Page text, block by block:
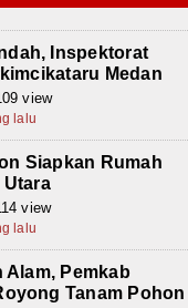
Inspektorat
Medan
view
lalu
Siapkan Rumah
Utara
view
lalu
Pemkab
Tanam Pohon